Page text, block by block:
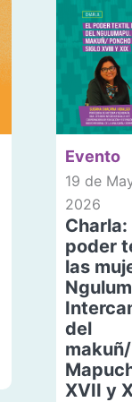
Evento
19 de
2026
Charla:
poder
las
del
XVII y